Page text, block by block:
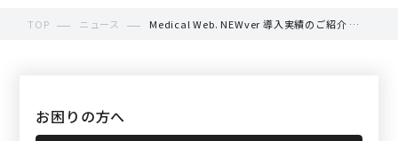
TOP ニュース
Medical Web. NEWver 導入実績のご紹介 ＜
お困りの方へ